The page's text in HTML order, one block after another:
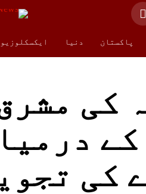
پاکستان دنیا
کی
کے
کی